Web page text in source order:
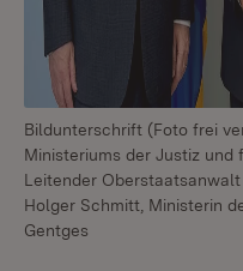
Bildunterschrift (Foto frei
Ministeriums der Justiz und
Leitender
Holger Schmitt, Ministerin
Gentges